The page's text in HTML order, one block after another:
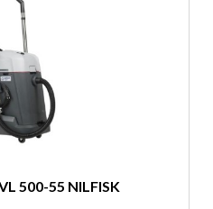
500-55 NILFISK